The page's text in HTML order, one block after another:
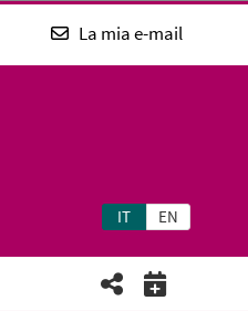
La mia e-mail
IT EN